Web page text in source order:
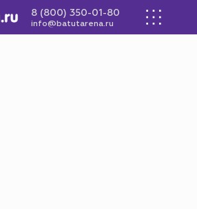
8 (800) 350-01-80
info@batutarena.ru